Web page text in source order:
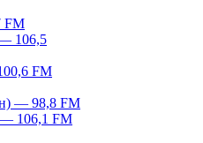
FM
106,5
FM
— 98,8 FM
106,1 FM